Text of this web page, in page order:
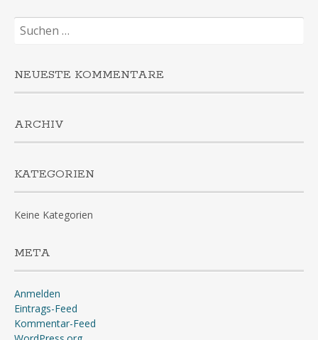
Suchen
nach:
NEUESTE KOMMENTARE
ARCHIV
KATEGORIEN
Keine Kategorien
META
Anmelden
Eintrags-Feed
Kommentar-Feed